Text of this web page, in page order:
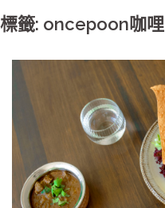
標籤: oncepoon咖哩